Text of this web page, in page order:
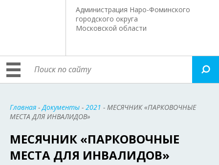
Администрация Наро-Фоминского
городского округа
Московской области
Главная -Документы - 2021 - МЕСЯЧНИК «ПАРКОВОЧНЫЕ
МЕСТА ДЛЯ ИНВАЛИДОВ»
МЕСЯЧНИК «ПАРКОВОЧНЫЕ
МЕСТА ДЛЯ ИНВАЛИДОВ»